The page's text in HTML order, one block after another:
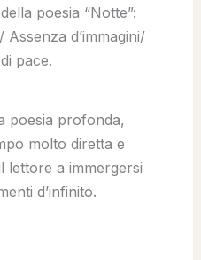
poesia “Notte”:
d’immagini/
pace.
poesia profonda,
molto diretta e
lettore a immergersi
d’infinito.